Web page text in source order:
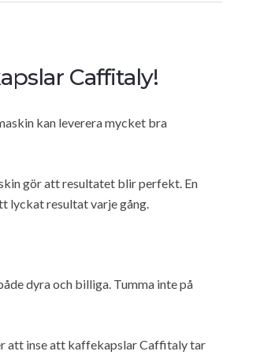
Caffitaly!
kan leverera mycket bra
gör att resultatet blir perfekt. En
lyckat resultat varje gång.
dyra och billiga. Tumma inte på
att inse att kaffekapslar Caffitaly tar